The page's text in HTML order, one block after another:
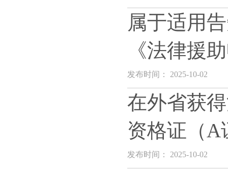
属于适用
《法律援
发布时间： 2025-10-02
在外省获
资格证（A
发布时间： 2025-10-02